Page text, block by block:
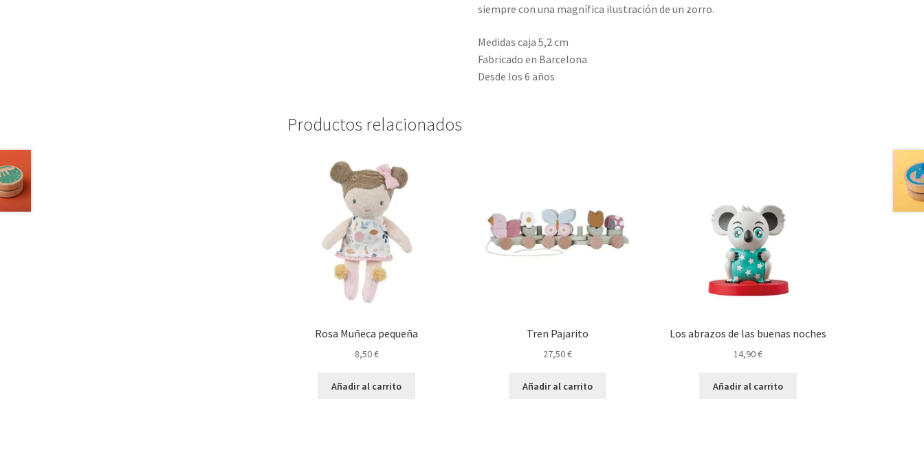
siempre con una magnífica ilustración de un zorro.
Medidas caja 5,2 cm
Fabricado en Barcelona
Desde los 6 años
Productos relacionados
Rosa Muñeca pequeña
8,50€
Añadir al carrito
Tren Pajarito
27,50€
Añadir al carrito
Los abrazos de las buenas noches
14,90€
Añadir al carrito